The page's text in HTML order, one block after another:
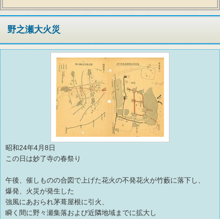
野之瀬大火災
昭和24年4月8日
この日は妙了寺の春祭り
午後、催しものの合図で上げた花火の不発花火が竹藪に落下し、
爆発、火災が発生した
強風にあおられ茅葺屋根に引火、
瞬く間に野々瀬集落および近隣地域までに拡大し